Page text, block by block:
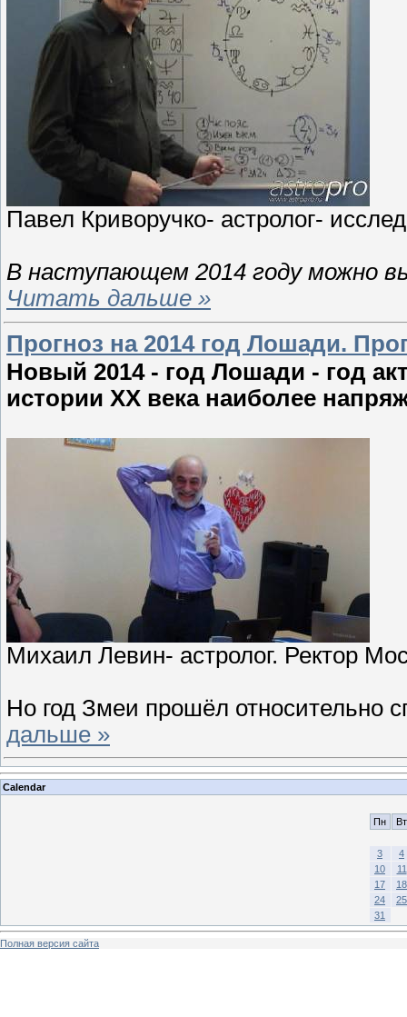
Павел Криворучко- астролог-
В наступающем 2014 году можно
Читать дальше »
Прогноз на 2014 год Лошади.
Новый 2014 - год Лошади - год
истории XX века наиболее
Михаил Левин- астролог. Ректор
Но год Змеи прошёл относительно
дальше »
Calendar
Пн Вт
3
4
10
11
17
18
24
25
31
Полная версия сайта